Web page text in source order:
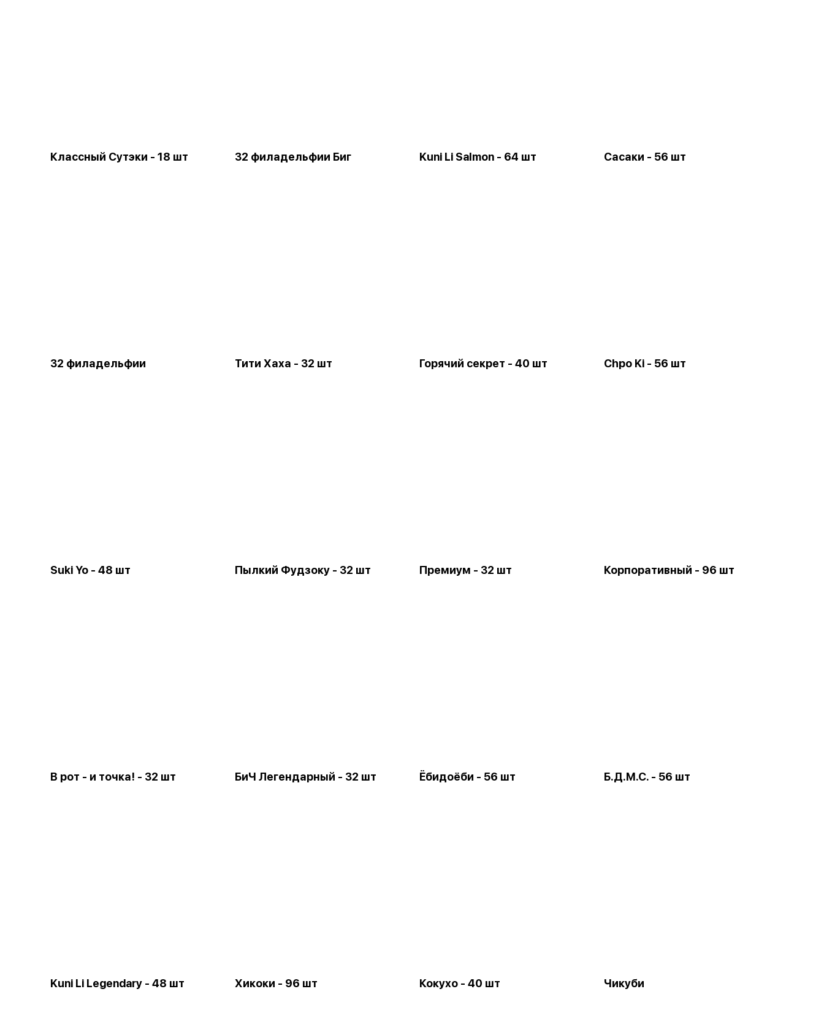
Классный Сутэки - 18 шт 32 филадельфии Биг Kuni Li Salmon - 64 шт Сасаки - 56 шт
32 филадельфии Тити Хаха - 32 шт Горячий секрет - 40 шт Chpo Ki - 56 шт
Suki Yo - 48 шт Пылкий Фудзоку - 32 шт Премиум - 32 шт Корпоративный - 96 шт
В рот - и точка! - 32 шт БиЧ Легендарный - 32 шт Ёбидоёби - 56 шт Б.Д.М.С. - 56 шт
Kuni Li Legendary - 48 шт Хикоки - 96 шт Кокухо - 40 шт Чикуби